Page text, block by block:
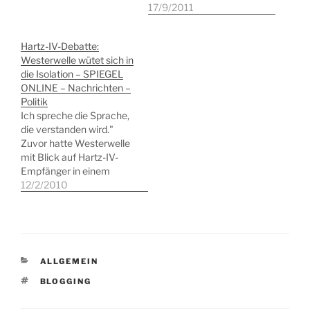
ruiniert. Und diesmal geht
17/9/2011
Hartz-IV-Debatte:
Westerwelle wütet sich in
die Isolation – SPIEGEL
ONLINE – Nachrichten –
Politik
Ich spreche die Sprache,
die verstanden wird."
Zuvor hatte Westerwelle
mit Blick auf Hartz-IV-
Empfänger in einem
Beitrag für die "Welt" vor
verpickelter Vizekanzler,
der außer seinem
12/2/2010
KATEGORIEN
ALLGEMEIN
SCHLAGWÖRTER
BLOGGING